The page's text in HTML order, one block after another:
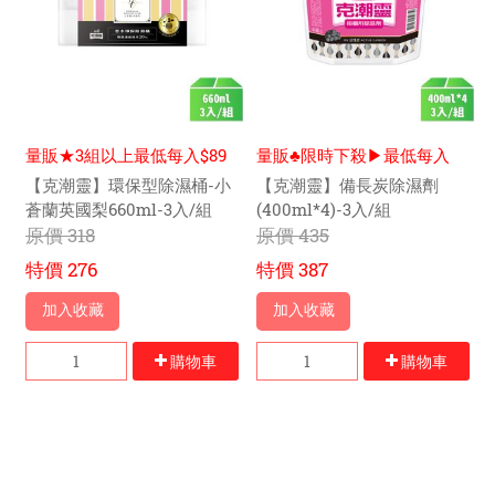
量販★3組以上最低每入$89
元【克潮靈】環保型除濕桶-小
蒼蘭英國梨660ml-3入/組
原價318
特價276
加入收藏
購物車
量販♣限時下殺▶最低每入
$122元
【克潮靈】備長炭除濕劑
(400ml*4)-3入/組
原價435
特價387
加入收藏
購物車